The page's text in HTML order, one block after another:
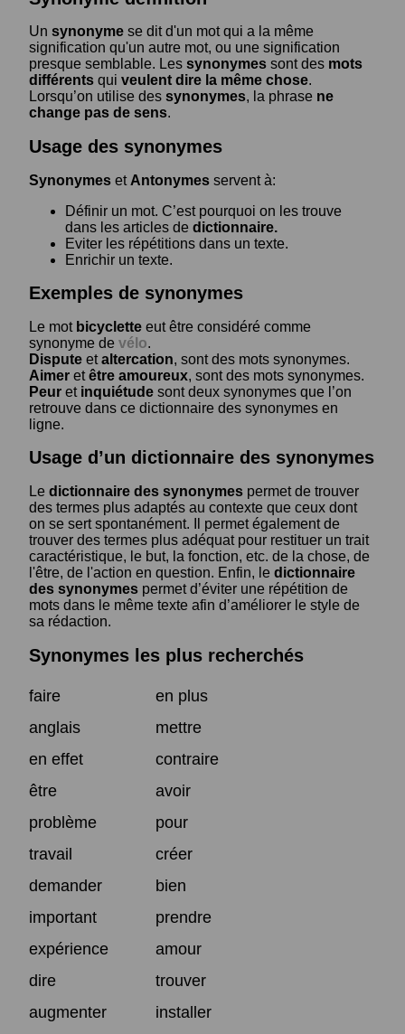
Un synonyme se dit d'un mot qui a la même
signification qu'un autre mot, ou une signification
presque semblable. Les synonymes sont des mots
différents qui veulent dire la même chose.
Lorsqu’on utilise des synonymes, la phrase ne
change pas de sens.
Usage des synonymes
Synonymes et Antonymes servent à:
Définir un mot. C’est pourquoi on les trouve
dans les articles de dictionnaire.
Eviter les répétitions dans un texte.
Enrichir un texte.
Exemples de synonymes
Le mot bicyclette eut être considéré comme
synonyme de vélo.
Dispute etaltercation, sont des mots synonymes.
Aimer etêtre amoureux, sont des mots synonymes.
Peur et inquiétude sont deux synonymes que l’on
retrouve dans ce dictionnaire des synonymes en
ligne.
Usage d’un dictionnaire des synonymes
Le dictionnaire des synonymes permet de trouver
des termes plus adaptés au contexte que ceux dont
on se sert spontanément. Il permet également de
trouver des termes plus adéquat pour restituer un trait
caractéristique, le but, la fonction, etc. de la chose, de
l'être, de l'action en question. Enfin, le dictionnaire
des synonymes permet d’éviter une répétition de
mots dans le même texte afin d’améliorer le style de
sa rédaction.
Synonymes les plus recherchés
faire
en plus
anglais
mettre
en effet
contraire
être
avoir
problème
pour
travail
créer
demander
bien
important
prendre
expérience
amour
dire
trouver
augmenter
installer